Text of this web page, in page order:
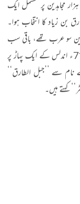
مجاہدین پر مشتمل ایک
بن زیاد کا انتخاب ہوا۔
سو عرب تھے، باقی سب
بربر۔ اسلامی لشکر ۵؍ رجب ۹۲ھ 28؍ اپریل 711ء اندلس کے ایک پہاڑ پر
نام سے ’’جبل الطارق‘‘
کہتے ہیں۔